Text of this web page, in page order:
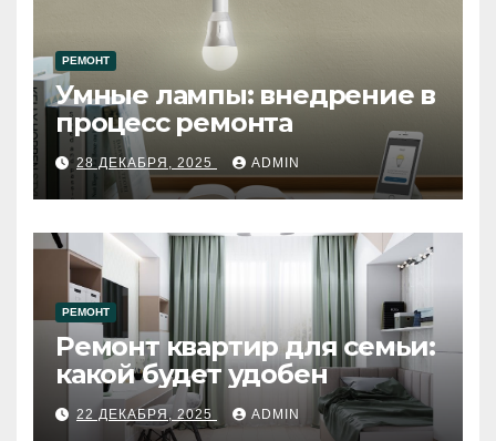
РЕМОНТ
Умные лампы: внедрение в
процесс ремонта
28 ДЕКАБРЯ, 2025 ADMIN
РЕМОНТ
Ремонт квартир для семьи:
какой будет удобен
22 ДЕКАБРЯ, 2025 ADMIN